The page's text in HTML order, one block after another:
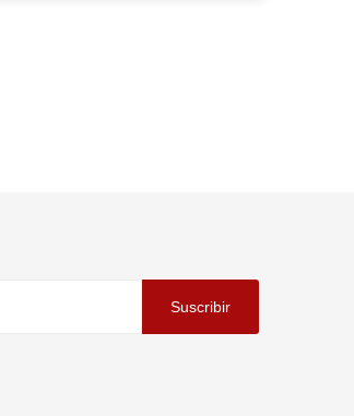
Suscribir